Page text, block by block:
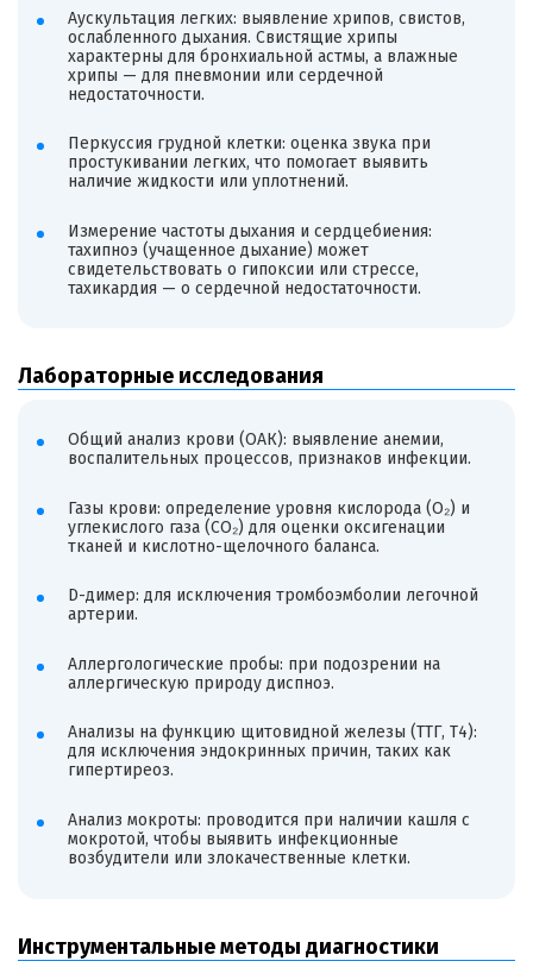
Аускультация легких: выявление хрипов, свистов,
ослабленного дыхания. Свистящие хрипы
характерны для бронхиальной астмы, а влажные
хрипы — для пневмонии или сердечной
недостаточности.
Перкуссия грудной клетки: оценка звука при
простукивании легких, что помогает выявить
наличие жидкости или уплотнений.
Измерение частоты дыхания и сердцебиения:
тахипноэ (учащенное дыхание) может
свидетельствовать о гипоксии или стрессе,
тахикардия — о сердечной недостаточности.
Лабораторные исследования
Общий анализ крови (ОАК): выявление анемии,
воспалительных процессов, признаков инфекции.
Газы крови: определение уровня кислорода (O₂) и
углекислого газа (CO₂) для оценки оксигенации
тканей и кислотно-щелочного баланса.
D-димер: для исключения тромбоэмболии легочной
артерии.
Аллергологические пробы: при подозрении на
аллергическую природу диспноэ.
Анализы на функцию щитовидной железы (ТТГ, Т4):
для исключения эндокринных причин, таких как
гипертиреоз.
Анализ мокроты: проводится при наличии кашля с
мокротой, чтобы выявить инфекционные
возбудители или злокачественные клетки.
Инструментальные методы диагностики